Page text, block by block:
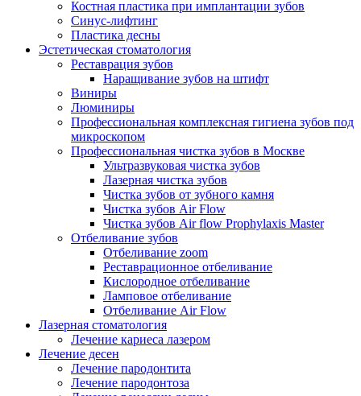
Костная пластика при имплантации зубов
Синус-лифтинг
Пластика десны
Эстетическая стоматология
Реставрация зубов
Наращивание зубов на штифт
Виниры
Люминиры
Профессиональная комплексная гигиена зубов под
микроскопом
Профессиональная чистка зубов в Москве
Ультразвуковая чистка зубов
Лазерная чистка зубов
Чистка зубов от зубного камня
Чистка зубов Air Flow
Чистка зубов Air flow Prophylaxis Master
Отбеливание зубов
Отбеливание zoom
Реставрационное отбеливание
Кислородное отбеливание
Ламповое отбеливание
Отбеливание Air Flow
Лазерная стоматология
Лечение кариеса лазером
Лечение десен
Лечение пародонтита
Лечение пародонтоза